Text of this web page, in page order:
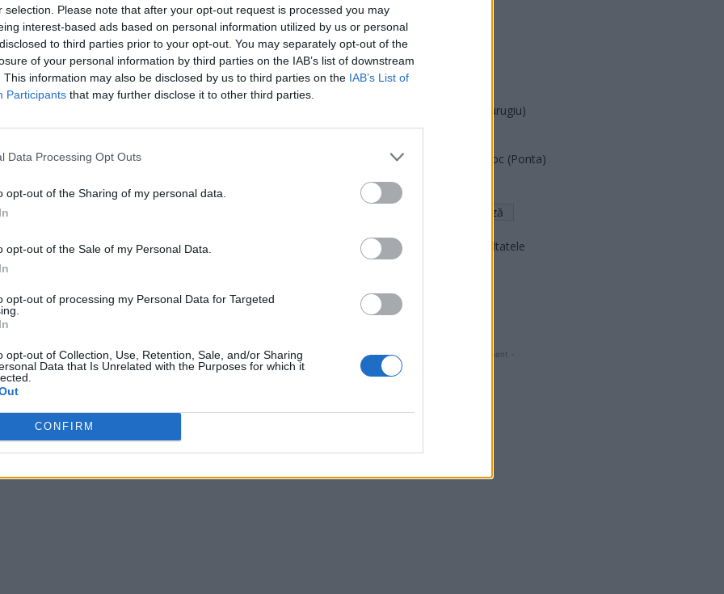
selection. Please note that after your opt-out request is processed you may
interest-based ads based on personal information utilized by us or personal
to third parties prior to your opt-out. You may separately opt-out of the
of your personal information by third parties on the IAB’s list of downstream
This information may also be disclosed by us to third parties on the IAB’s List of
Participants that may further disclose it to other third parties.
Data Processing Opt Outs
opt-out of the Sharing of my personal data.
opt-out of the Sale of my Personal Data.
opt-out of processing my Personal Data for Targeted
opt-out of Collection, Use, Retention, Sale, and/or Sharing
Data that Is Unrelated with the Purposes for which it
CONFIRM
prisma cifrelor din valul 5. Franța se confruntă cu
de după izbucnirea pandemiei, consecință a
mai contagioasă decât cele de până acum.
că în Franța oamenii sunt testați masiv și „pe
cu schema completă a făcut ca numărul de
– marți au fost 351 de morți.
declarate oficial, a avut în aceeași zi 834 de
locuitori sunt imunizați.
pe cea a altor oameni, eu
nu mai este un
foarte ofensive când până la alegerile
mandat – mai sunt doar 3 luni.
- Advertisement -
PDF (Lazarus)
PUSL (D. Voiculescu)
PNȚCD (Pavelescu)
PNCR (Terheș)
Partidul Patrioților (Surugiu)
România pe Primul Loc (Ponta)
Altul
Arată rezultatele
- Advertisment -